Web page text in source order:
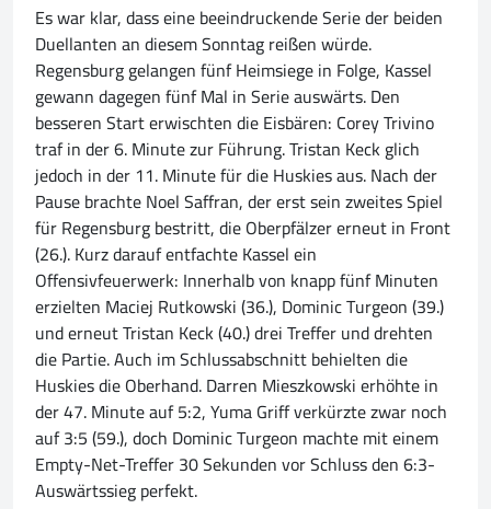
Es war klar, dass eine beeindruckende Serie der beiden
Duellanten an diesem Sonntag reißen würde.
Regensburg gelangen fünf Heimsiege in Folge, Kassel
gewann dagegen fünf Mal in Serie auswärts. Den
besseren Start erwischten die Eisbären: Corey Trivino
traf in der 6. Minute zur Führung. Tristan Keck glich
jedoch in der 11. Minute für die Huskies aus. Nach der
Pause brachte Noel Saffran, der erst sein zweites Spiel
für Regensburg bestritt, die Oberpfälzer erneut in Front
(26.). Kurz darauf entfachte Kassel ein
Offensivfeuerwerk: Innerhalb von knapp fünf Minuten
erzielten Maciej Rutkowski (36.), Dominic Turgeon (39.)
und erneut Tristan Keck (40.) drei Treffer und drehten
die Partie. Auch im Schlussabschnitt behielten die
Huskies die Oberhand. Darren Mieszkowski erhöhte in
der 47. Minute auf 5:2, Yuma Griff verkürzte zwar noch
auf 3:5 (59.), doch Dominic Turgeon machte mit einem
Empty-Net-Treffer 30 Sekunden vor Schluss den 6:3-
Auswärtssieg perfekt.